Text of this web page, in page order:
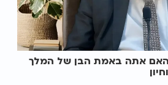
האם אתה באמת הבן של המלך